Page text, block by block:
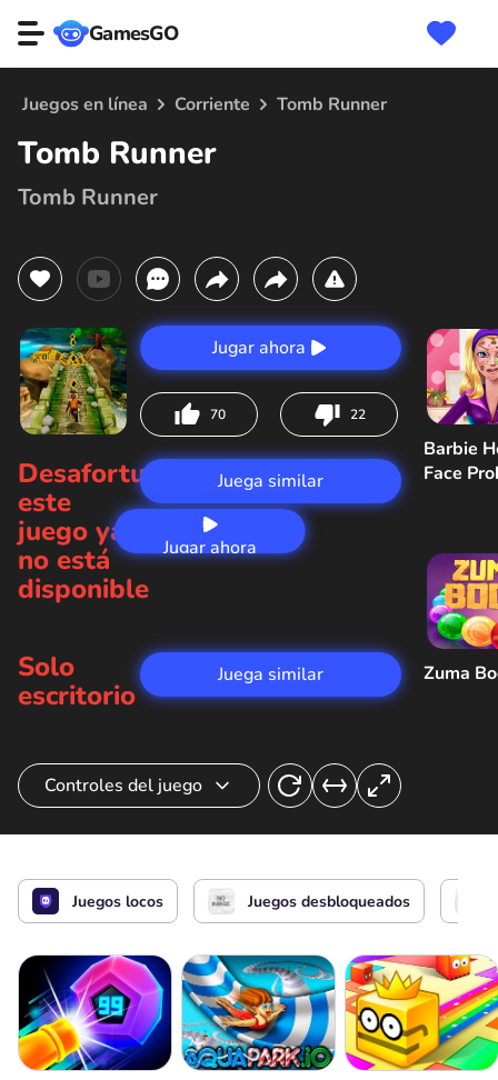
GamesGO
Juegos en línea Corriente Tomb Runner
Tomb Runner
Tomb Runner
Jugar ahora
Jugar ahora
70 22
Desafortunadamente,
este
juego ya
no está
disponible
Juega similar
Solo
escritorio
Juega similar
Barbie
Face
Zuma
Controles del juego
Control de héroes o
Juegos locos Juegos desbloqueados